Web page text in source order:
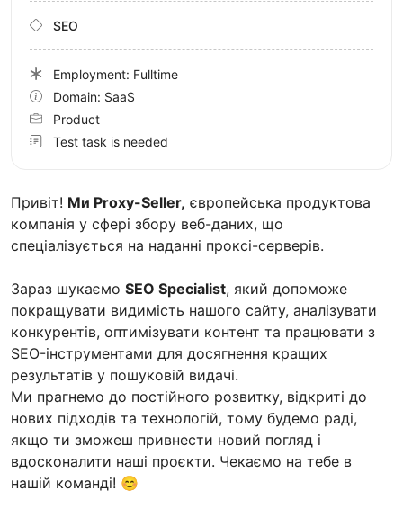
Привіт! Ми Proxy-Seller, європейська продуктова
компанія у сфері збору веб-даних, що
спеціалізується на наданні проксі-серверів.
Зараз шукаємо SEO Specialist, який допоможе
покращувати видимість нашого сайту, аналізувати
конкурентів, оптимізувати контент та працювати з
SEO-інструментами для досягнення кращих
результатів у пошуковій видачі.
Ми прагнемо до постійного розвитку, відкриті до
нових підходів та технологій, тому будемо раді,
якщо ти зможеш привнести новий погляд і
вдосконалити наші проєкти. Чекаємо на тебе в
нашій команді! 😊
SEO
Employment: Fulltime
Domain: SaaS
Product
Test task is needed